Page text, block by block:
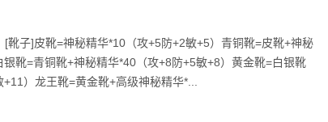
[靴子]皮靴=神秘精华*10（攻+5防+2敏+5）青铜靴=皮靴+神秘
靴=青铜靴+神秘精华*40（攻+8防+5敏+8）黄金靴=白银靴
）龙王靴=黄金靴+高级神秘精华*...